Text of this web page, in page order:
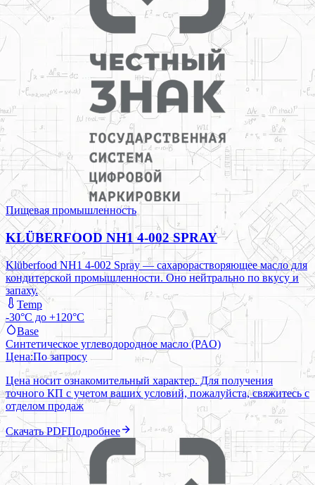
Пищевая промышленность
KLÜBERFOOD NH1 4-002 SPRAY
Klüberfood NH1 4-002 Spray — сахарорастворяющее масло для
кондитерской промышленности. Оно нейтрально по вкусу и
запаху.
Temp
-30°C до +120°C
Base
Синтетическое углеводородное масло (PAO)
Цена:По запросу
Цена носит ознакомительный характер. Для получения
точного КП с учетом ваших условий, пожалуйста, свяжитесь с
отделом продаж
Скачать PDFПодробнее